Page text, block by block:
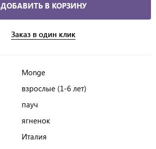
ДОБАВИТЬ В КОРЗИНУ
Заказ в один клик
Monge
взрослые (1-6 лет)
пауч
ягненок
Италия